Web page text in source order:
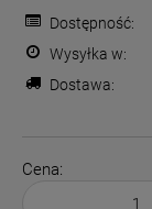
Dostępność:
Wysyłka w:
Dostawa:
Cena nie
Cena: